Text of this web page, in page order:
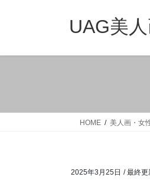
UAG美
HOME 美人画・女
2025年3月25日 / 最終更